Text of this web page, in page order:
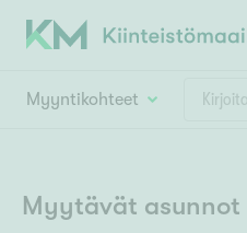
E
Myyntikohteet
Myytävät asunnot